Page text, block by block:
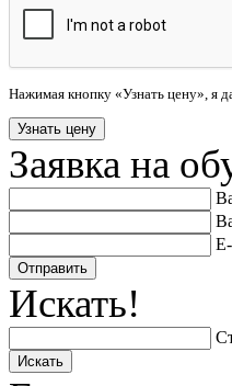
Нажимая кнопку «Узнать цену», я
Заявка на
Отправить
Искать!
Искать